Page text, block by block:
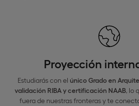
Proyección
Estudiarás con el único Grado en
validación RIBA y certificación NAAB, lo
fuera de nuestras fronteras y te